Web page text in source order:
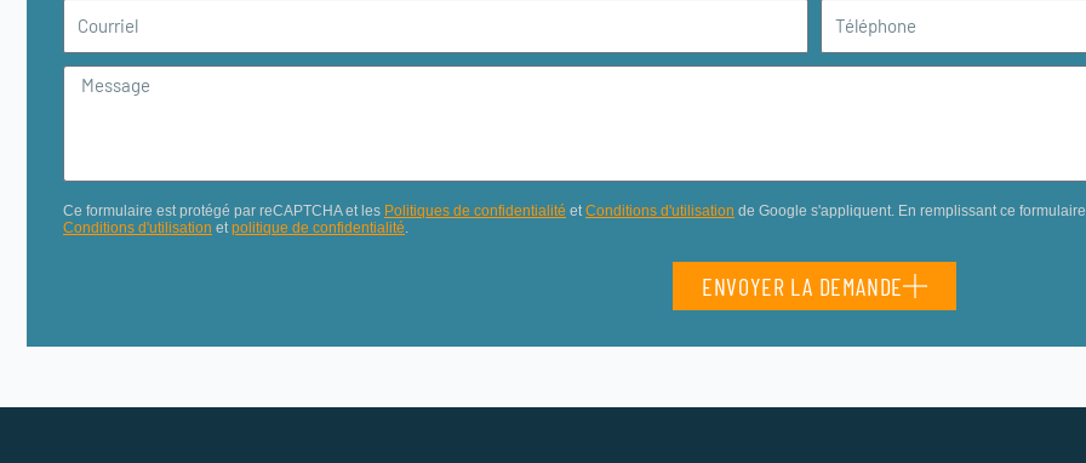
Message
Ce formulaire est protégé par reCAPTCHA et les Politiques de confidentialité etConditions d'utilisation de Google s'appliquent. En remplissant ce
Conditions d'utilisation etpolitique de confidentialité.
ENVOYER LA DEMANDE